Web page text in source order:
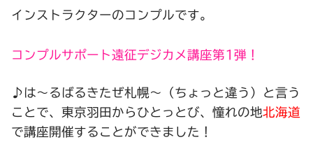
インストラクターのコンプルです。
コンプルサポート遠征デジカメ講座第1弾！
♪は～るばるきたぜ札幌～（ちょっと違う）と言う
ことで、東京羽田からひとっとび、憧れの地北海道
で講座開催することができました！